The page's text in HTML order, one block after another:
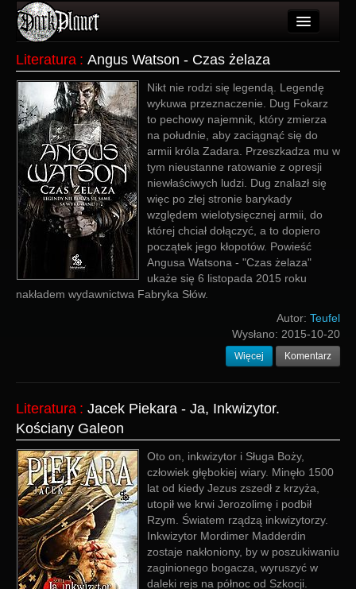
Użytkownicy
Wydarzenia
Galeria
Forum
Więcej
Login
Literatura : Angus Watson - Czas żelaza
Nikt nie rodzi się legendą. Legendę
wykuwa przeznaczenie. Dug Fokarz
to pechowy najemnik, który zmierza
na południe, aby zaciągnąć się do
armii króla Zadara. Przeszkadza mu w
tym nieustanne ratowanie z opresji
niewłaściwych ludzi. Dug znalazł się
więc po złej stronie barykady
względem wielotysięcznej armii, do
której chciał dołączyć, a to dopiero
początek jego kłopotów. Powieść
Angusa Watsona - "Czas żelaza"
ukaże się 6 listopada 2015 roku
nakładem wydawnictwa Fabryka Słów.
Autor: Teufel
Wysłano: 2015-10-20
Więcej Komentarz
Literatura : Jacek Piekara - Ja, Inkwizytor.
Kościany Galeon
Oto on, inkwizytor i Sługa Boży,
człowiek głębokiej wiary. Minęło 1500
lat od kiedy Jezus zszedł z krzyża,
utopił we krwi Jerozolimę i podbił
Rzym. Światem rządzą inkwizytorzy.
Inkwizytor Mordimer Madderdin
zostaje nakłoniony, by w poszukiwaniu
zaginionego bogacza, wyruszyć w
daleki rejs na północ od Szkocji.